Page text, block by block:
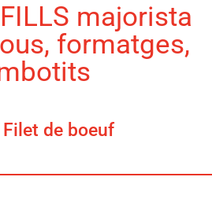
FILLS majorista
formatges,
de boeuf